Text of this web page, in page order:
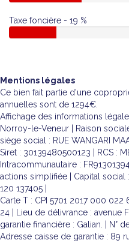
Taxe foncière - 19 %
Mentions légales
Ce bien fait partie d'une
annuelles sont de 1294€.
Affichage des informations
Norroy-le-Veneur | Raison
siège social : RUE WANGARI
Siret : 30139480500123 | RCS :
Intracommunautaire :
actions simplifiée | Capital social
120 137405 |
Carte T : CPI 5701 2017 000
24 | Lieu de délivrance : avenue
garantie financière : Galian. | N°
Adresse caisse de garantie : 89